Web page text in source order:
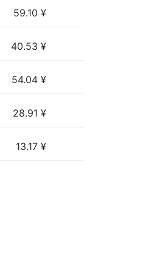
59.10 ¥
40.53 ¥
54.04 ¥
28.91 ¥
13.17 ¥